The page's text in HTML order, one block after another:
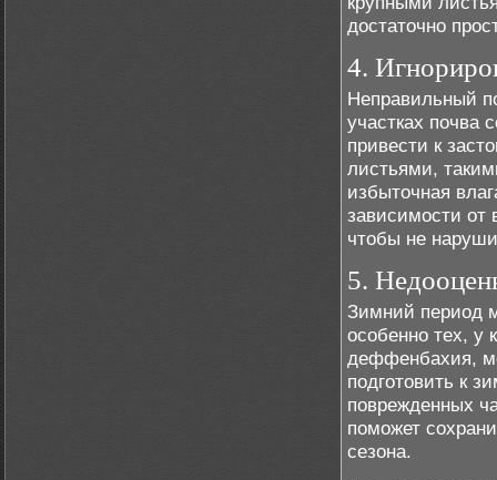
достаточно
4.
Неправильный
участках почва
привести к
листьями,
избыточная
зависимости от
чтобы не
5.
Зимний период
особенно тех, у
деффенбахия,
подготовить к
поврежденных
поможет
сезона.